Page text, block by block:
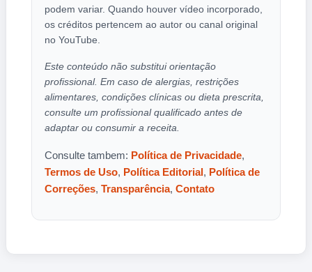
podem variar. Quando houver vídeo incorporado,
os créditos pertencem ao autor ou canal original
no YouTube.
Este conteúdo não substitui orientação
profissional. Em caso de alergias, restrições
alimentares, condições clínicas ou dieta prescrita,
consulte um profissional qualificado antes de
adaptar ou consumir a receita.
Consulte tambem: Política de Privacidade,
Termos de Uso, Política Editorial, Política de
Correções, Transparência, Contato